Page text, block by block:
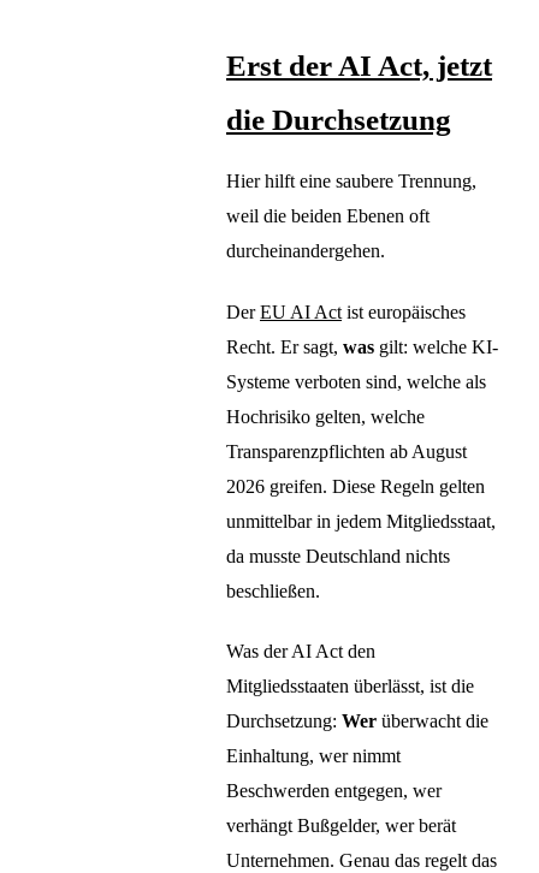
Erst der AI Act, jetzt
die Durchsetzung
Hier hilft eine saubere Trennung,
weil die beiden Ebenen oft
durcheinandergehen.
DerEU AI Act ist europäisches
Recht. Er sagt, was gilt: welche KI-
Systeme verboten sind, welche als
Hochrisiko gelten, welche
Transparenzpflichten ab August
2026 greifen. Diese Regeln gelten
unmittelbar in jedem Mitgliedsstaat,
da musste Deutschland nichts
beschließen.
Was der AI Act den
Mitgliedsstaaten überlässt, ist die
Durchsetzung: Wer überwacht die
Einhaltung, wer nimmt
Beschwerden entgegen, wer
verhängt Bußgelder, wer berät
Unternehmen. Genau das regelt das